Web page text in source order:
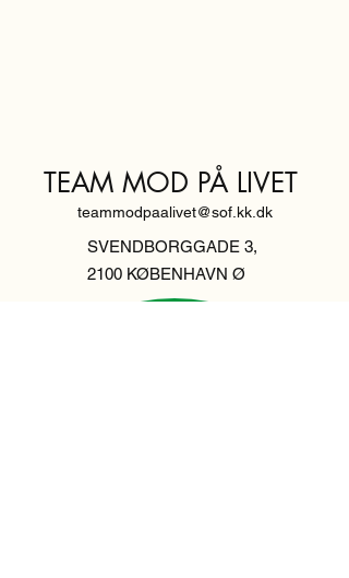
TEAM MOD PÅ LIVET
teammodpaalivet@sof.kk.dk
SVENDBORGGADE 3,
2100 KØBENHAVN Ø